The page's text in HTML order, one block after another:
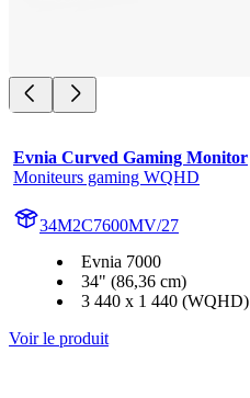
Evnia Curved Gaming Monitor
Moniteurs gaming WQHD
34M2C7600MV/27
Evnia 7000
34" (86,36 cm)
3 440 x 1 440 (WQHD)
Voir le produit